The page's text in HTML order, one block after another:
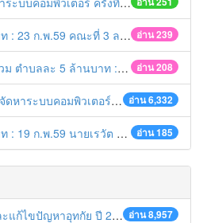
อ่าน 239
.59 คณะที่ 3 ลงพื้นที่ อ.บางปะอิน
อ่าน 208
านบาท : 21 ก.พ. 59 เวลา 20.20 น.
อ่าน 6,332
บคอมพิวเตอร์ ครั้งที่ 1/2559
อ่าน 185
วัต ประสงค์ รอง ผวจ.1 ลงพื้นที่ อ.ท่าเรือ
อ่าน 8,957
ก้ไขปัญหาอุทกัย ปี 2561